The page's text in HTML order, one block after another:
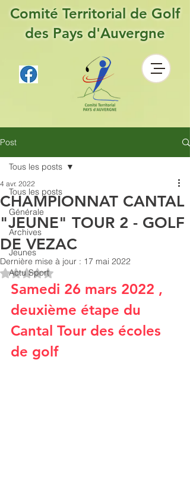
Comité Territorial de Golf
des Pays d'Auvergne
Post
Tous les posts
Générale
Archives
Jeunes
Actu Sport
Tous les posts
CHAMPIONNAT CANTAL
"JEUNE" TOUR 2 - GOLF
DE VEZAC
4 avr. 2022
Dernière mise à jour : 17 mai 2022
Noté NaN étoiles sur 5.
Samedi 26 mars 2022 ,
deuxième étape du
Cantal Tour des écoles
de golf